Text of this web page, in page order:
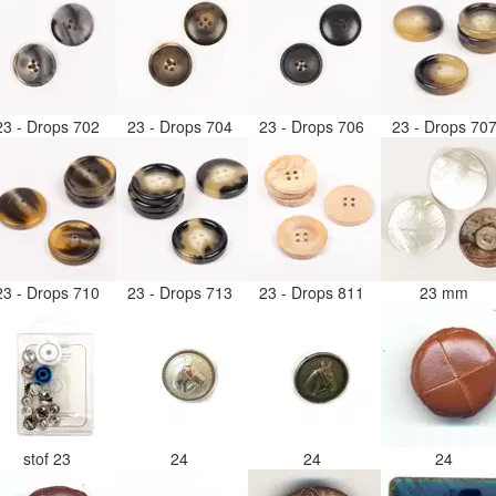
- Drops 702 23 - Drops 704 23 - Drops 706 23 - Drops
- Drops 710 23 - Drops 713 23 - Drops 811 23 mm
stof 23 24 24 24